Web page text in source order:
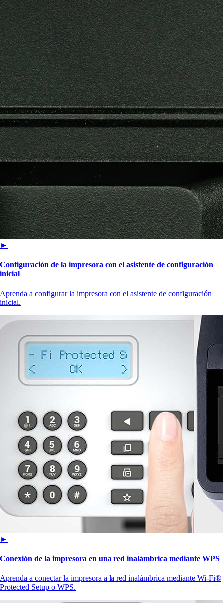
►
Configuración de la impresora con el asistente de configuración
inicial
Aprenda a configurar la impresora con el asistente de configuración
inicial.
►
Conexión de la impresora en una red inalámbrica mediante WPS
Aprenda a conectar la impresora a la red inalámbrica mediante Wi-Fi®
Protected Setup o WPS.